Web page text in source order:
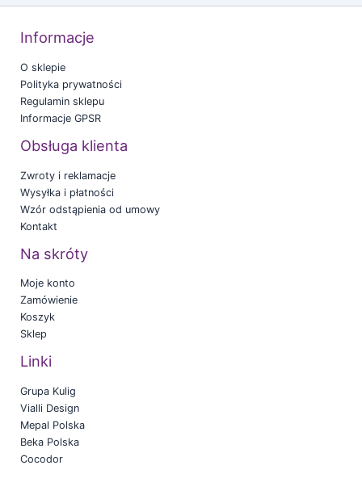
Informacje
O sklepie
Polityka prywatności
Regulamin sklepu
Informacje GPSR
Obsługa klienta
Zwroty i reklamacje
Wysyłka i płatności
Wzór odstąpienia od umowy
Kontakt
Na skróty
Moje konto
Zamówienie
Koszyk
Sklep
Linki
Grupa Kulig
Vialli Design
Mepal Polska
Beka Polska
Cocodor